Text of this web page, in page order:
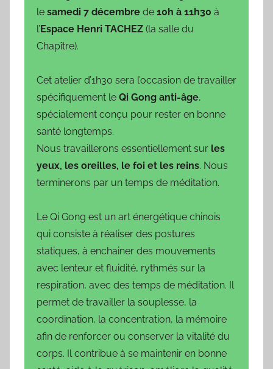
le samedi 7 décembre de 10h à 11h30 à
l’Espace Henri TACHEZ (la salle du
Chapître).
Cet atelier d’1h30 sera l’occasion de travailler
spécifiquement le Qi Gong anti-âge,
spécialement conçu pour rester en bonne
santé longtemps.
Nous travaillerons essentiellement sur les
yeux, les oreilles, le foi et les reins. Nous
terminerons par un temps de méditation.
Le Qi Gong est un art énergétique chinois
qui consiste à réaliser des postures
statiques, à enchainer des mouvements
avec lenteur et fluidité, rythmés sur la
respiration, avec des temps de méditation. Il
permet de travailler la souplesse, la
coordination, la concentration, la mémoire
afin de renforcer ou conserver la vitalité du
corps. Il contribue à se maintenir en bonne